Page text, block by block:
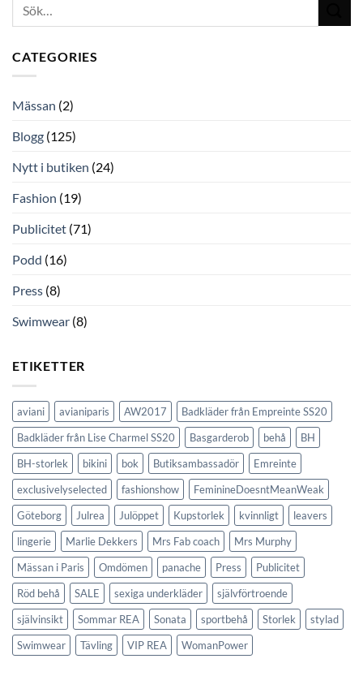
CATEGORIES
Mässan (2)
Blogg (125)
Nytt i butiken (24)
Fashion (19)
Publicitet (71)
Podd (16)
Press (8)
Swimwear (8)
ETIKETTER
aviani avianiparis AW2017
Badkläder från Empreinte SS20
Badkläder från Lise Charmel SS20
Basgarderob behå
BH
BH-storlek
bikini bok Butiksambassadör
Emreinte
exclusivelyselected
fashionshow
FeminineDoesntMeanWeak
Göteborg
Julrea Julöppet Kupstorlek kvinnligt
leavers
lingerie
Marlie Dekkers Mrs Fab coach
Mrs Murphy
Mässan i Paris
Omdömen panache Press
Publicitet
Röd behå
SALE sexiga underkläder
självförtroende
självinsikt
Sommar REA Sonata sportbehå Storlek
stylad
Swimwear
Tävling VIP REA WomanPower